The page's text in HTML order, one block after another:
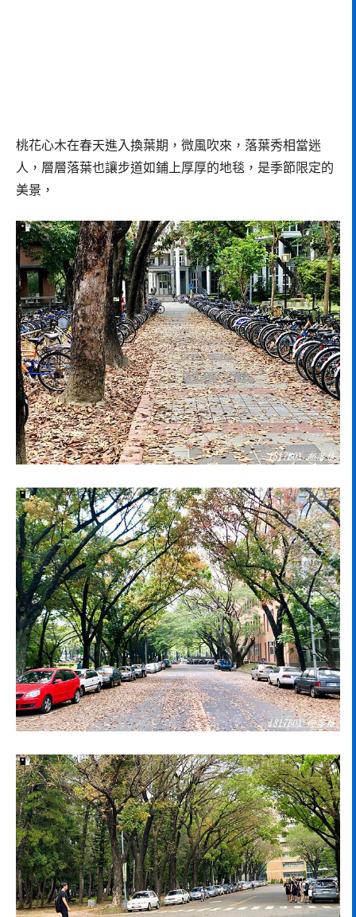
桃花心木在春天進入換葉期，微風吹來，落葉秀相當迷
人，層層落葉也讓步道如鋪上厚厚的地毯，是季節限定的
美景，